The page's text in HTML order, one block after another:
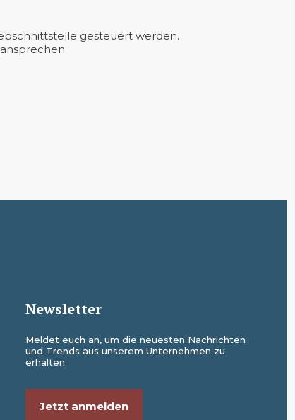
gesteuert werden.
Newsletter
Meldet euch an, um die neuesten Nachrichten
und Trends aus unserem Unternehmen zu
erhalten
Jetzt anmelden